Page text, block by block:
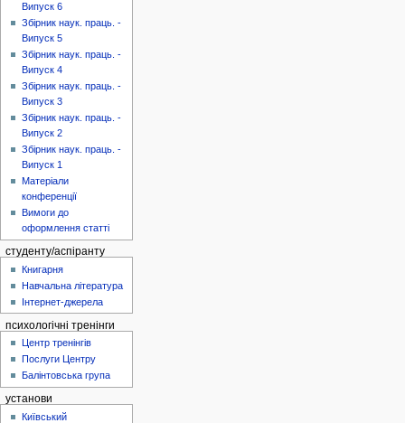
Випуск 6
Збірник наук. праць. -
Випуск 5
Збірник наук. праць. -
Випуск 4
Збірник наук. праць. -
Випуск 3
Збірник наук. праць. -
Випуск 2
Збірник наук. праць. -
Випуск 1
Матеріали
конференції
Вимоги до
оформлення статті
студенту/аспіранту
Книгарня
Навчальна література
Інтернет-джерела
психологічні тренінги
Центр тренінгів
Послуги Центру
Балінтовська група
установи
Київський